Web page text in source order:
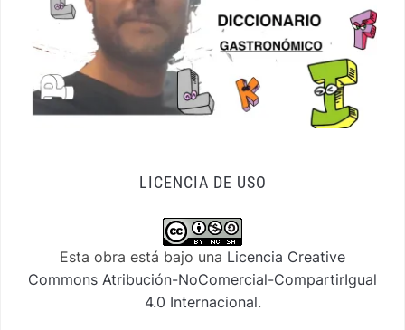
LICENCIA DE USO
Esta obra está bajo una Licencia Creative
Commons Atribución-NoComercial-CompartirIgual
4.0 Internacional.